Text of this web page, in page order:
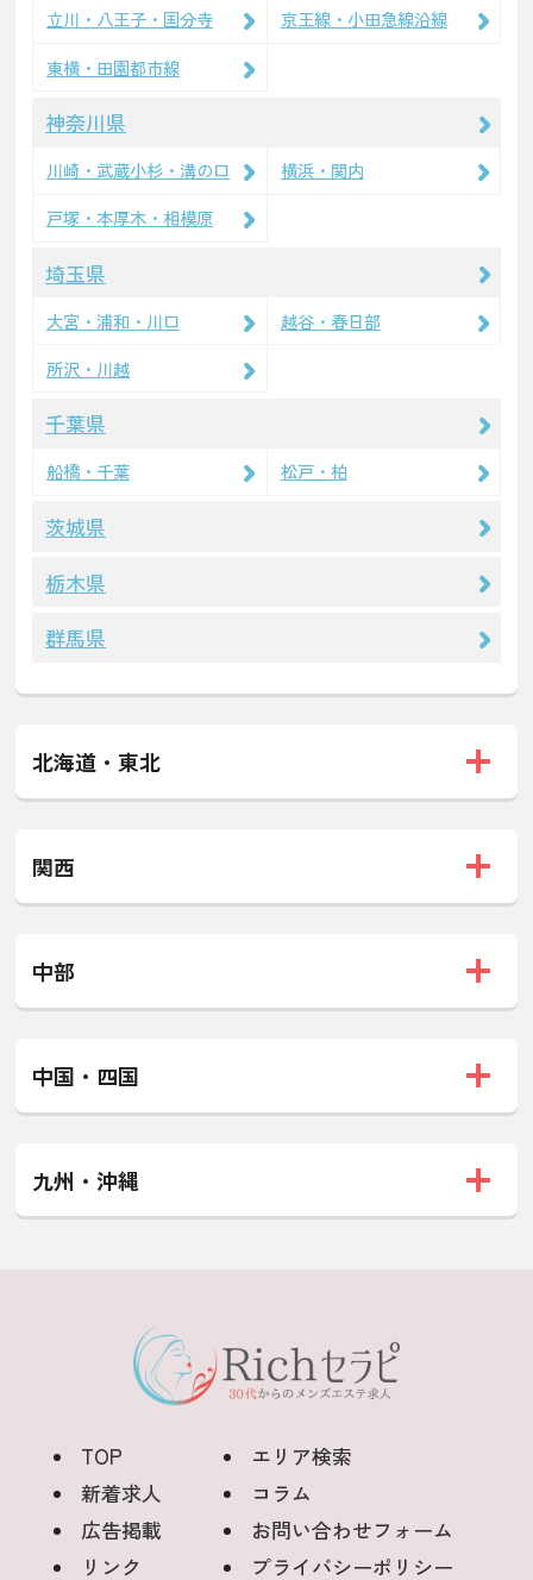
立川・八王子・国分寺
京王線・小田急線沿線
東横・田園都市線
神奈川県
川崎・武蔵小杉・溝の口
横浜・関内
戸塚・本厚木・相模原
埼玉県
大宮・浦和・川口
越谷・春日部
所沢・川越
千葉県
船橋・千葉 松戸・柏
茨城県
栃木県
群馬県
北海道・東北
関西
中部
中国・四国
九州・沖縄
TOP
エリア検索
新着求人
コラム
広告掲載
お問い合わせフォーム
リンク
プライバシーポリシー